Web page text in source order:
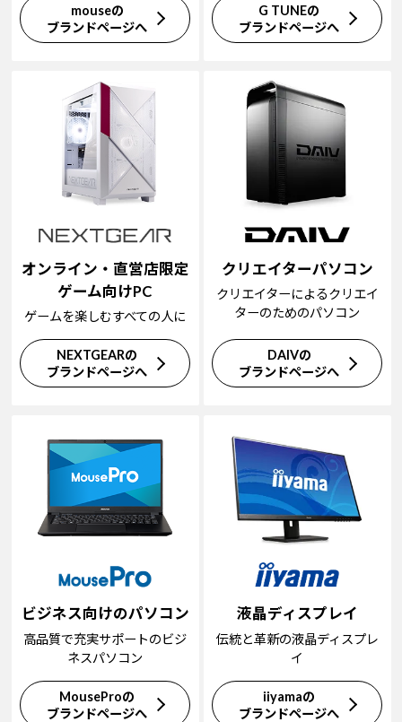
mouseの
ブランドページへ
G TUNEの
ブランドページへ
オンライン・直営店限定
ゲーム向けPC
ゲームを楽しむすべての人に
NEXTGEARの
ブランドページへ
クリエイターパソコン
クリエイターによるクリエイ
ターのためのパソコン
DAIVの
ブランドページへ
ビジネス向けのパソコン
高品質で充実サポートのビジ
ネスパソコン
MouseProの
ブランドページへ
液晶ディスプレイ
伝統と革新の液晶ディスプレ
イ
iiyamaの
ブランドページへ